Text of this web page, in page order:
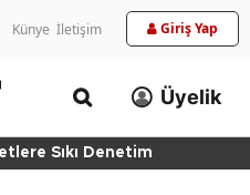
Künye İletişim Giriş Yap
Üyelik
Sıkı Denetim